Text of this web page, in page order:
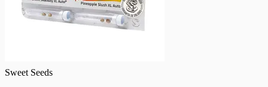
Sweet Seeds